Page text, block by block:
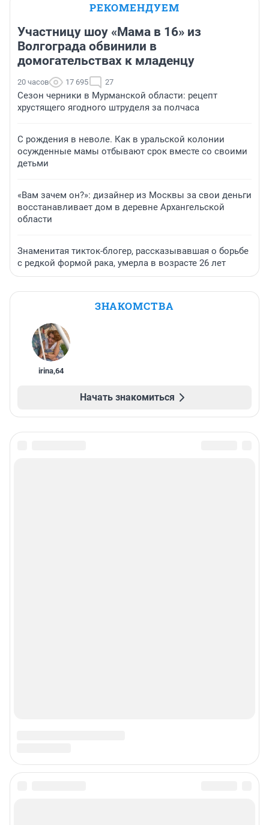
РЕКОМЕНДУЕМ
Участницу шоу «Мама в 16» из
Волгограда обвинили в
домогательствах к младенцу
20 часов 17 695 27
Сезон черники в Мурманской области: рецепт
хрустящего ягодного штруделя за полчаса
С рождения в неволе. Как в уральской колонии
осужденные мамы отбывают срок вместе со своими
детьми
«Вам зачем он?»: дизайнер из Москвы за свои деньги
восстанавливает дом в деревне Архангельской
области
Знаменитая тикток-блогер, рассказывавшая о борьбе
с редкой формой рака, умерла в возрасте 26 лет
ЗНАКОМСТВА
irina,64
Начать знакомиться